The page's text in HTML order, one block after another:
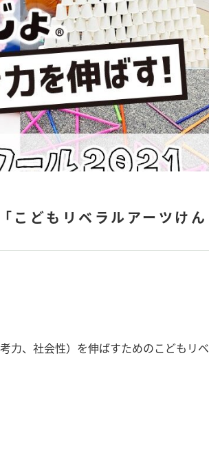
こどもリベラルアーツけん
力、社会性）を伸ばすためのこどもリベ